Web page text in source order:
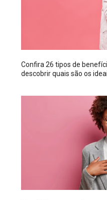
Confira 26 tipos de
descobrir quais são os